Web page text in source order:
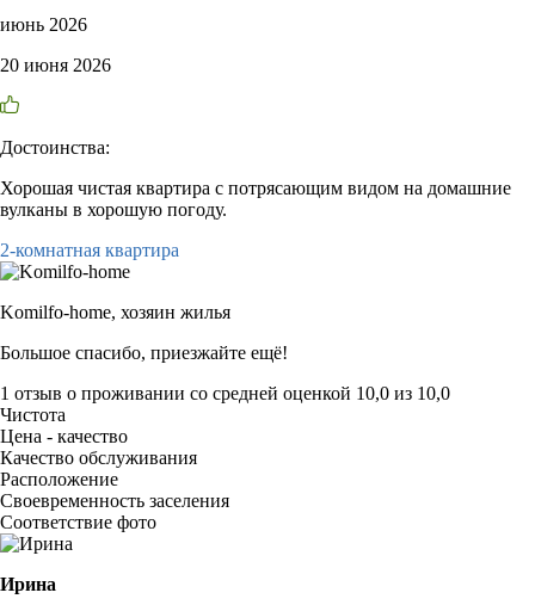
июнь 2026
20 июня 2026
Достоинства:
Хорошая чистая квартира с потрясающим видом на домашние
вулканы в хорошую погоду.
2-комнатная квартира
Komilfo-home, хозяин жилья
Большое спасибо, приезжайте ещё!
1 отзыв о проживании со средней оценкой 10,0 из 10,0
Чистота
Цена - качество
Качество обслуживания
Расположение
Своевременность заселения
Соответствие фото
Ирина